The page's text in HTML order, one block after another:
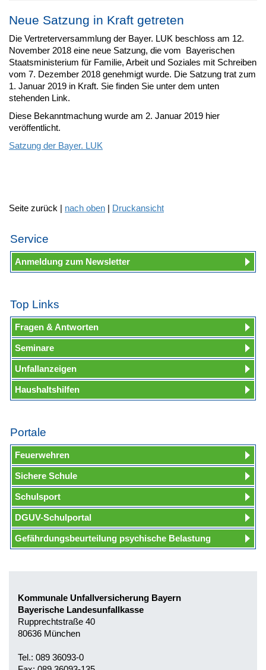
Neue Satzung in Kraft getreten
Die Vertreterversammlung der Bayer. LUK beschloss am 12.
November 2018 eine neue Satzung, die vom Bayerischen
Staatsministerium für Familie, Arbeit und Soziales mit Schreiben
vom 7. Dezember 2018 genehmigt wurde. Die Satzung trat zum
1. Januar 2019 in Kraft. Sie finden Sie unter dem unten
stehenden Link.
Diese Bekanntmachung wurde am 2. Januar 2019 hier
veröffentlicht.
Satzung der Bayer. LUK
Seite zurück | nach oben | Druckansicht
Service
Anmeldung zum Newsletter
Top Links
Fragen & Antworten
Seminare
Unfallanzeigen
Haushaltshilfen
Portale
Feuerwehren
Sichere Schule
Schulsport
DGUV-Schulportal
Gefährdungsbeurteilung psychische Belastung
Kommunale Unfallversicherung Bayern
Bayerische Landesunfallkasse
Rupprechtstraße 40
80636 München
Tel.: 089 36093-0